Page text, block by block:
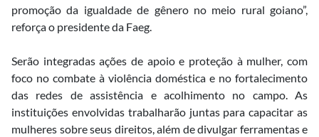
promoção da igualdade de gênero no meio rural goiano”,
reforça o presidente da Faeg.
Serão integradas ações de apoio e proteção à mulher, com
foco no combate à violência doméstica e no fortalecimento
das redes de assistência e acolhimento no campo. As
instituições envolvidas trabalharão juntas para capacitar as
mulheres sobre seus direitos, além de divulgar ferramentas e